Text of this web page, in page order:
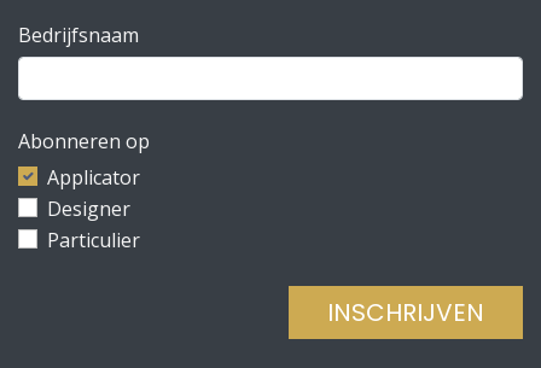
Bedrijfsnaam
Abonneren op
Applicator
Designer
Particulier
INSCHRIJVEN